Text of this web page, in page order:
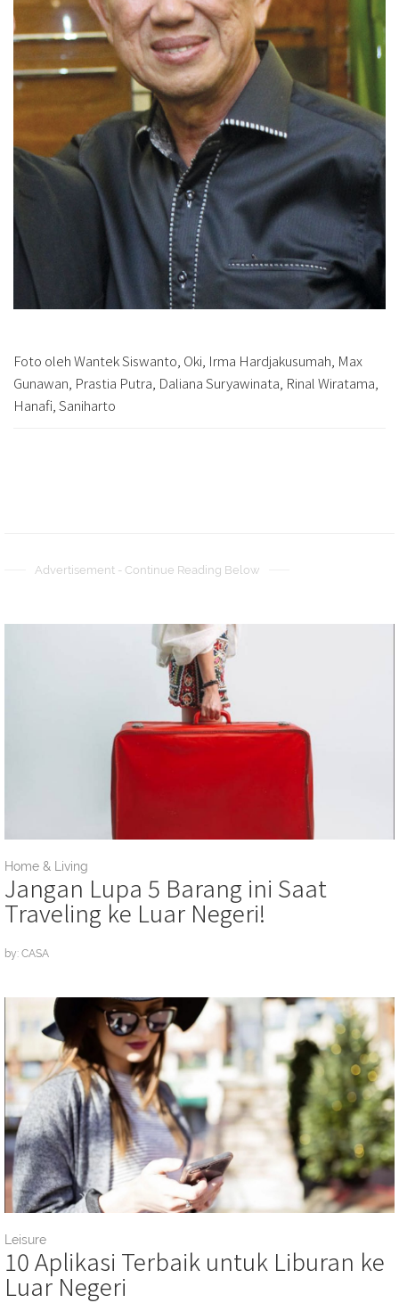
Foto oleh Wantek Siswanto, Oki, Irma Hardjakusumah, Max
Gunawan, Prastia Putra, Daliana Suryawinata, Rinal Wiratama,
Hanafi, Saniharto
Advertisement - Continue Reading Below
Home & Living
Jangan Lupa 5 Barang ini Saat
Traveling ke Luar Negeri!
by: CASA
Leisure
10 Aplikasi Terbaik untuk Liburan ke
Luar Negeri